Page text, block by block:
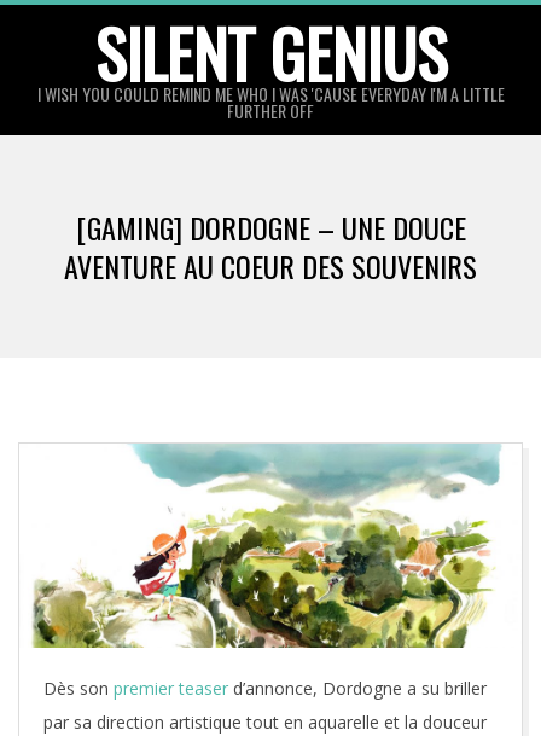
content
SILENT GENIUS
I WISH YOU COULD REMIND ME WHO I WAS 'CAUSE EVERYDAY I'M A LITTLE
FURTHER OFF
[GAMING] DORDOGNE – UNE DOUCE
AVENTURE AU COEUR DES SOUVENIRS
Dès son premier teaser d’annonce, Dordogne a su briller
par sa direction artistique tout en aquarelle et la douceur